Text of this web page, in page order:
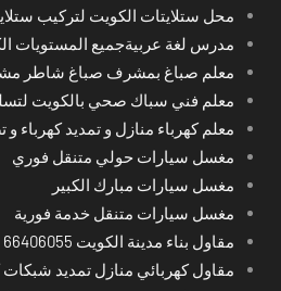
محل ستلايتات الكويت لتركيب
مدرس لغة عربيةجميع المستويات
معلم صباغ بمشرف صباغ شاطر
معلم فني سباك صحي بالكويت
معلم كهرباء منازل و تمديد كهرباء و
مغسل سيارات حولي متنقل فوري
مغسل سيارات مبارك الكبير
مغسل سيارات متنقل خدمة فورية
مقاول بناء مدينة الكويت 66406055
مقاول كهربائي منازل تمديد شبكات